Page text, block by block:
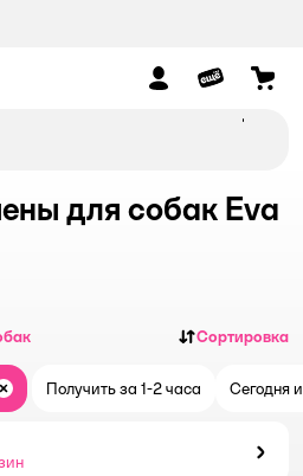
для собак Eva
Сортировка
ЗакрытьПолучить за 1-2 часа Сегодня